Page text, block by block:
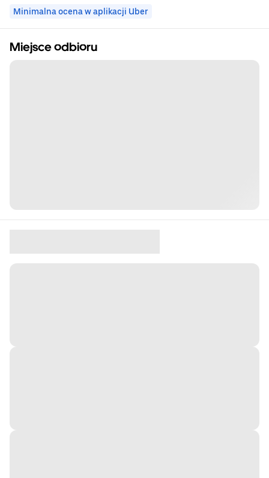
Minimalna ocena w aplikacji Uber
Miejsce odbioru